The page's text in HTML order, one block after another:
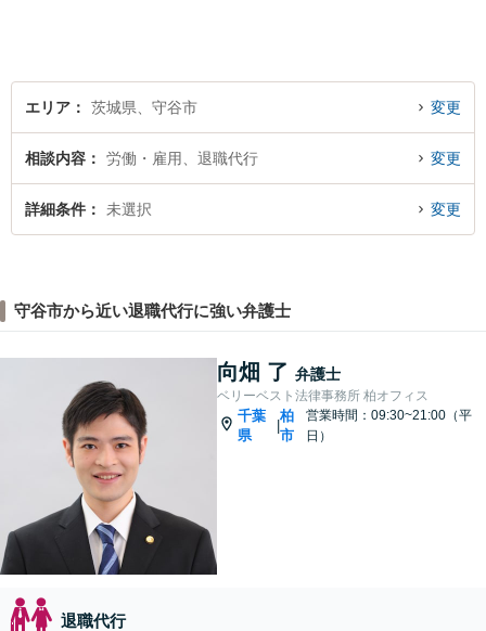
エリア 茨城県、守谷市 変更
相談内容 労働・雇用、退職代行 変更
詳細条件 未選択 変更
守谷市から近い退職代行に強い弁護士
向畑 了 弁護士
ベリーベスト法律事務所 柏オフィス
千葉
県
|
柏
市
営業時間：09:30~21:00（平
日）
退職代行